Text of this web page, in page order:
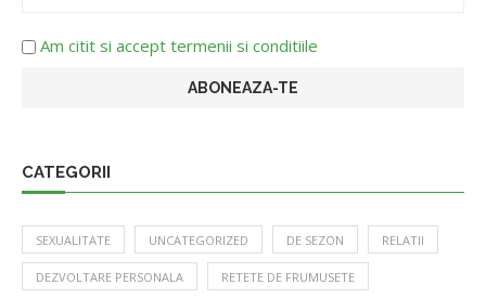
Am citit si accept termenii si conditiile
CATEGORII
SEXUALITATE UNCATEGORIZED DE SEZON RELATII
DEZVOLTARE PERSONALA RETETE DE FRUMUSETE